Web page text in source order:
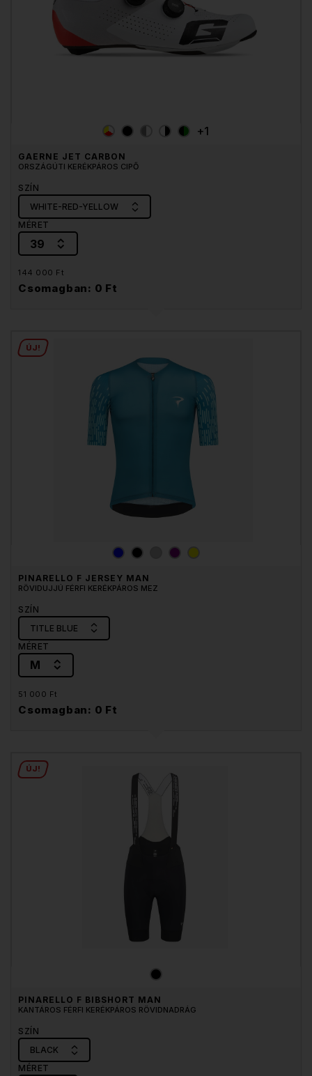
+1
GAERNE JET CARBON
ORSZÁGÚTI KERÉKPÁROS CIPŐ
SZÍN
WHITE-RED-YELLOW
MÉRET
39
144 000 Ft
Csomagban: 0 Ft
ÚJ!
PINARELLO F JERSEY MAN
RÖVIDUJJÚ FÉRFI KERÉKPÁROS MEZ
SZÍN
TITLE BLUE
MÉRET
M
51 000 Ft
Csomagban: 0 Ft
ÚJ!
PINARELLO F BIBSHORT MAN
KANTÁROS FÉRFI KERÉKPÁROS RÖVIDNADRÁG
SZÍN
BLACK
MÉRET